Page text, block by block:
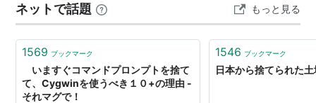
値を物で補っている感覚がある なぜコレクション癖が止
まらないのか 周囲の人が理解しておくべきこと 1. 「捨て
な…
ネットで話題 もっと見る
1569 ブックマーク
いますぐコマンドプロンプトを捨て
て、Cygwinを使うべき１０+の理由 -
それマグで！
1546 ブックマーク
日本から捨てられた